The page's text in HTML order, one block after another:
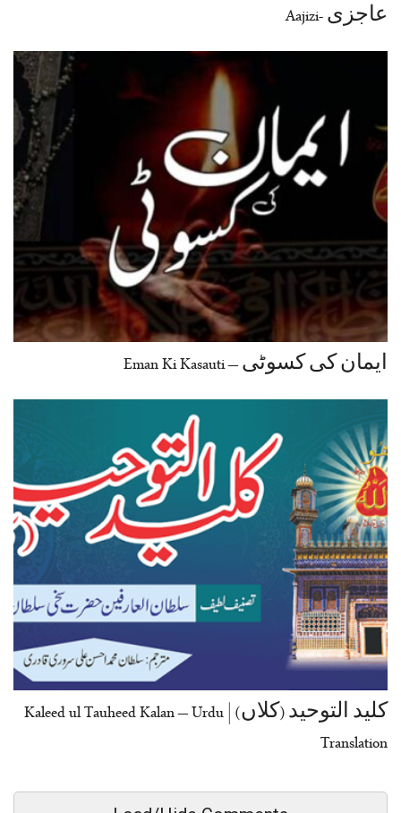
عاجزی -Aajizi
ایمان کی کسوٹی – Eman Ki Kasauti
کلید التوحید (کلاں) | Kaleed ul Tauheed Kalan – Urdu
Translation